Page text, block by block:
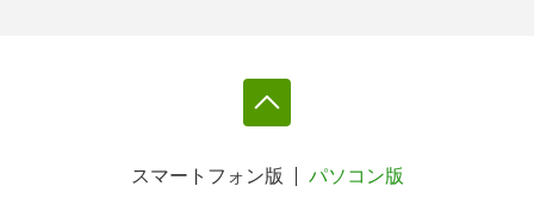
スマートフォン版 パソコン版